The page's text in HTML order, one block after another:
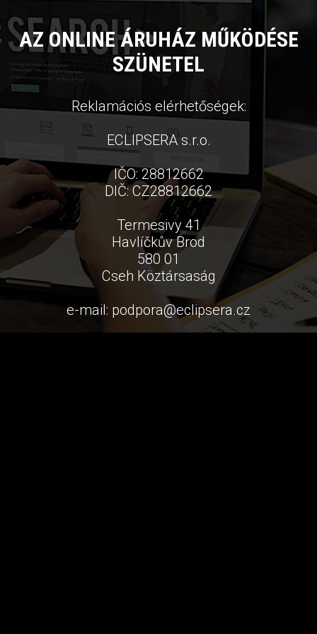
AZ ONLINE ÁRUHÁZ MŰKÖDÉSE
SZÜNETEL
Reklamációs elérhetőségek:
ECLIPSERA s.r.o.
IČO: 28812662
DIČ: CZ28812662
Termesivy 41
Havlíčkův Brod
580 01
Cseh Köztársaság
e-mail: podpora@eclipsera.cz